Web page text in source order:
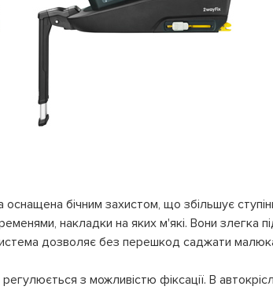
бічним захистом, що збільшує
накладки на яких м'які. Вони злегка
дозволяє без перешкод саджати
з можливістю фіксації. В